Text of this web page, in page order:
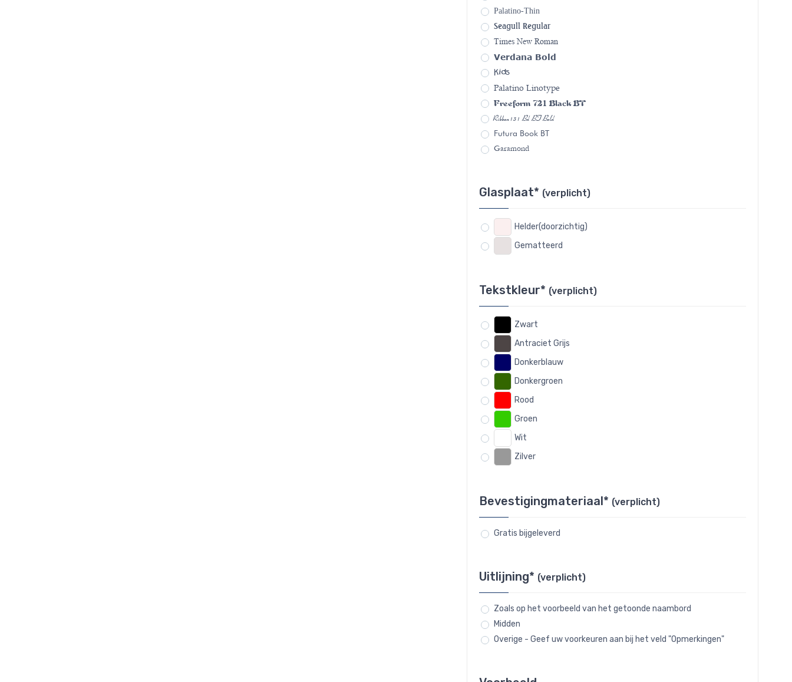
Palatino-Thin
Seagull Regular
Times New Roman
Verdana Bold
Kids
Palatino Linotype
Freeform 721 Black BT
Ribbon131 Bd BT Bold
Futura Book BT
Garamond
Glasplaat* (verplicht)
Helder(doorzichtig)
Gematteerd
Tekstkleur* (verplicht)
Zwart
Antraciet Grijs
Donkerblauw
Donkergroen
Rood
Groen
Wit
Zilver
Bevestigingmateriaal* (verplicht)
Gratis bijgeleverd
Uitlijning* (verplicht)
Zoals op het voorbeeld van het getoonde naambord
Midden
Overige - Geef uw voorkeuren aan bij het veld "Opmerkingen"